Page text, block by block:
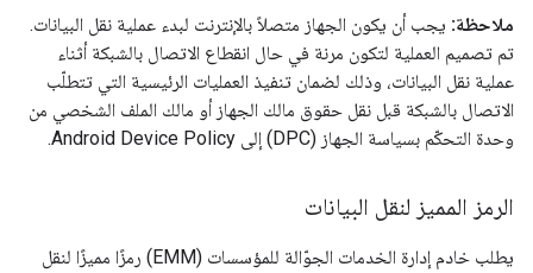
ملاحظة: يجب أن يكون الجهاز متصلاً بالإنترنت لبدء عملية نقل البيانات.
تم تصميم العملية لتكون مرنة في حال انقطاع الاتصال بالشبكة أثناء
عملية نقل البيانات، وذلك لضمان تنفيذ العمليات الرئيسية التي تتطلّب
الاتصال بالشبكة قبل نقل حقوق مالك الجهاز أو مالك الملف الشخصي من
وحدة التحكّم بسياسة الجهاز (DPC) إلى Android Device Policy.
الرمز المميز لنقل البيانات
يطلب خادم إدارة الخدمات الجوّالة للمؤسسات (EMM) رمزًا مميزًا لنقل